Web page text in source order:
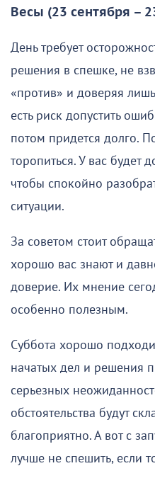
Весы (23 сентября –
День требует
решения в спешке, не
«против» и доверяя
есть риск допустить
потом придется долго.
торопиться. У вас будет
чтобы спокойно
ситуации.
За советом стоит
хорошо вас знают и
доверие. Их мнение
особенно полезным.
Суббота хорошо
начатых дел и решения
серьезных
обстоятельства будут
благоприятно. А вот с
лучше не спешить, если